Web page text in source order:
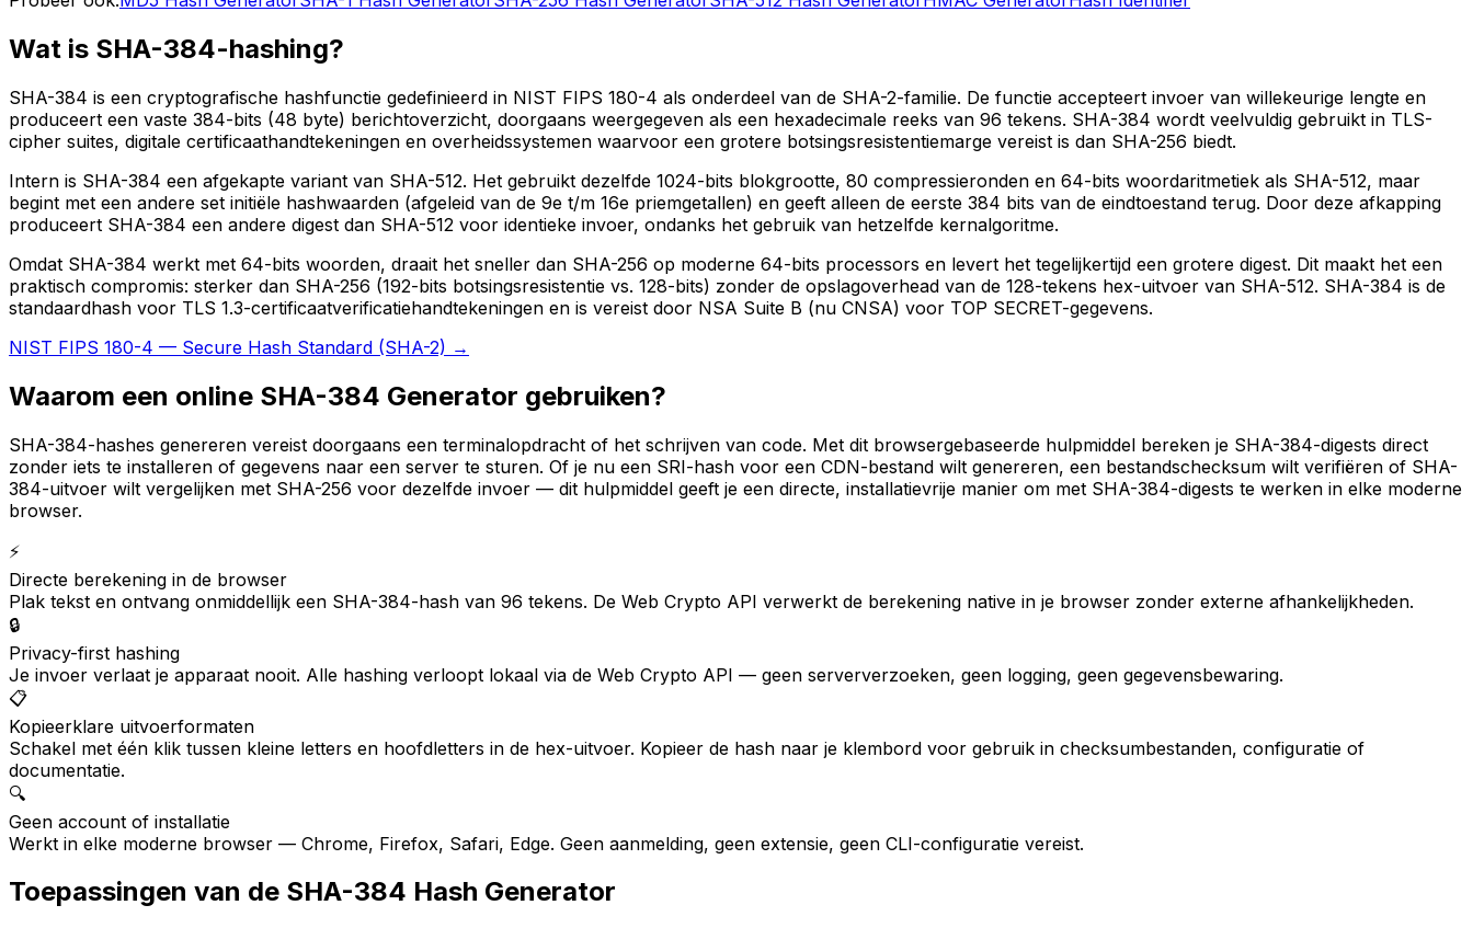
Wat is SHA-384-hashing?
SHA-384 is een cryptografische hashfunctie gedefinieerd in NIST FIPS 180-4 als onderdeel van de SHA-2-familie. De functie accepteert invoer van willekeurige lengte en
produceert een vaste 384-bits (48 byte) berichtoverzicht, doorgaans weergegeven als een hexadecimale reeks van 96 tekens. SHA-384 wordt veelvuldig gebruikt in TLS-
cipher suites, digitale certificaathandtekeningen en overheidssystemen waarvoor een grotere botsingsresistentiemarge vereist is dan SHA-256 biedt.
Intern is SHA-384 een afgekapte variant van SHA-512. Het gebruikt dezelfde 1024-bits blokgrootte, 80 compressieronden en 64-bits woordaritmetiek als SHA-512, maar
begint met een andere set initiële hashwaarden (afgeleid van de 9e t/m 16e priemgetallen) en geeft alleen de eerste 384 bits van de eindtoestand terug. Door deze afkapping
produceert SHA-384 een andere digest dan SHA-512 voor identieke invoer, ondanks het gebruik van hetzelfde kernalgoritme.
Omdat SHA-384 werkt met 64-bits woorden, draait het sneller dan SHA-256 op moderne 64-bits processors en levert het tegelijkertijd een grotere digest. Dit maakt het een
praktisch compromis: sterker dan SHA-256 (192-bits botsingsresistentie vs. 128-bits) zonder de opslagoverhead van de 128-tekens hex-uitvoer van SHA-512. SHA-384 is de
standaardhash voor TLS 1.3-certificaatverificatiehandtekeningen en is vereist door NSA Suite B (nu CNSA) voor TOP SECRET-gegevens.
NIST FIPS 180-4 — Secure Hash Standard (SHA-2) →
Waarom een online SHA-384 Generator gebruiken?
SHA-384-hashes genereren vereist doorgaans een terminalopdracht of het schrijven van code. Met dit browsergebaseerde hulpmiddel bereken je SHA-384-digests direct
zonder iets te installeren of gegevens naar een server te sturen. Of je nu een SRI-hash voor een CDN-bestand wilt genereren, een bestandschecksum wilt verifiëren of SHA-
384-uitvoer wilt vergelijken met SHA-256 voor dezelfde invoer — dit hulpmiddel geeft je een directe, installatievrije manier om met SHA-384-digests te werken in elke moderne
browser.
⚡
Directe berekening in de browser
Plak tekst en ontvang onmiddellijk een SHA-384-hash van 96 tekens. De Web Crypto API verwerkt de berekening native in je browser zonder externe afhankelijkheden.
🔒
Privacy-first hashing
Je invoer verlaat je apparaat nooit. Alle hashing verloopt lokaal via de Web Crypto API — geen serververzoeken, geen logging, geen gegevensbewaring.
📋
Kopieerklare uitvoerformaten
Schakel met één klik tussen kleine letters en hoofdletters in de hex-uitvoer. Kopieer de hash naar je klembord voor gebruik in checksumbestanden, configuratie of
documentatie.
🔍
Geen account of installatie
Werkt in elke moderne browser — Chrome, Firefox, Safari, Edge. Geen aanmelding, geen extensie, geen CLI-configuratie vereist.
Toepassingen van de SHA-384 Hash Generator